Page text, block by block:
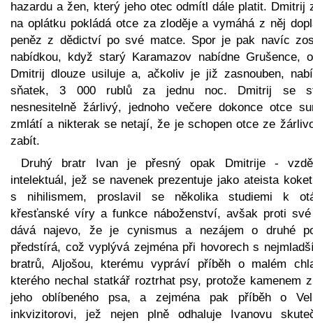
hazardu a žen, který jeho otec odmítl dále platit. Dmitrij
na oplátku pokládá otce za zloděje a vymáhá z něj
peněz z dědictví po své matce. Spor je pak navíc
nabídkou, když starý Karamazov nabídne Grušence,
Dmitrij dlouze usiluje a, ačkoliv je již zasnouben,
sňatek, 3 000 rublů za jednu noc. Dmitrij se
nesnesitelně žárlivý, jednoho večere dokonce otce
zmlátí a nikterak se netají, že je schopen otce ze
zabít.
Druhý bratr Ivan je přesný opak Dmitrije -
intelektuál, jež se navenek prezentuje jako ateista
s nihilismem, proslavil se několika studiemi k
křesťanské víry a funkce náboženství, avšak proti
dává najevo, že je cynismus a nezájem o druhé
předstírá, což vyplývá zejména při hovorech s
bratrů, Aljošou, kterému vypráví příběh o malém
kterého nechal statkář roztrhat psy, protože kamenem
jeho oblíbeného psa, a zejména pak příběh o
inkvizitorovi, jež nejen plně odhaluje Ivanovu